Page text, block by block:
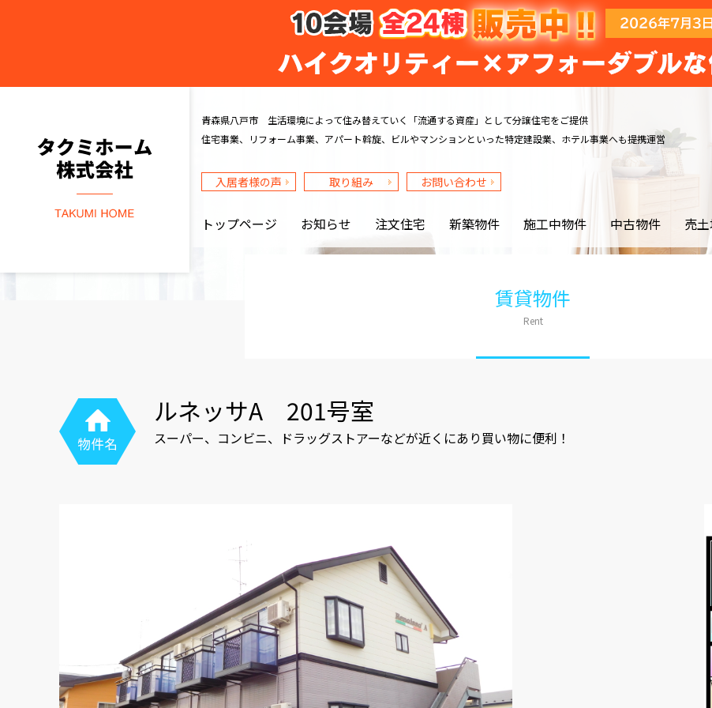
青森県八戸市 生活環境によって住み替えていく
「流通する資産」として分譲住宅をご提供
住宅事業、リフォーム事業、アパート斡旋、ビルやマンションといった特定建設業、ホテル事業へも提携運営
入居者様の声 取り組み お問い合わせ
トップページ お知らせ 注文住宅 新築物件 施工中物件 中古物件 売
賃貸物件
Rent
ルネッサA 201号室
スーパー、コンビニ、ドラッグストアーなどが近くにあり買い物に便利！